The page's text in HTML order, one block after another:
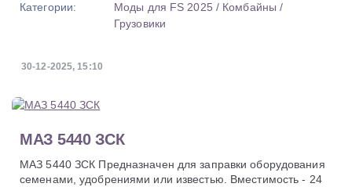
Категории:
Моды для FS 2025 / Комбайны /
Грузовики
30-12-2025, 15:10
МАЗ 5440 ЗСК
МАЗ 5440 ЗСК Предназначен для заправки оборудования
семенами, удобрениями или известью. Вместимость - 24